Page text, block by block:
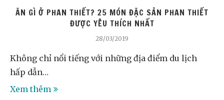
ĂN GÌ Ở PHAN THIẾT? 25 MÓN ĐẶC SẢN PHAN THIẾT
ĐƯỢC YÊU THÍCH NHẤT
28/03/2019
Không chỉ nổi tiếng với những địa điểm du lịch
hấp dẫn…
Xem thêm